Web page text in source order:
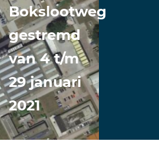
Bokslootweg
gestremd
van 4 t/m
29 januari
2021